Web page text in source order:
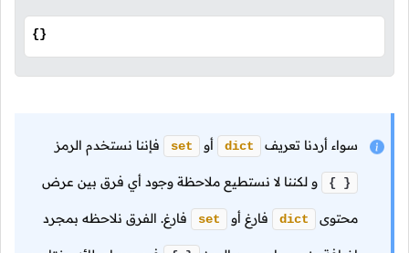
{}
سواء أردنا تعريف dict أو set فإننا نستخدم الرمز
{ } و لكننا لا نستطيع ملاحظة وجود أي فرق بين عرض
محتوى dict فارغ أو set فارغ. الفرق نلاحظه بمجرد